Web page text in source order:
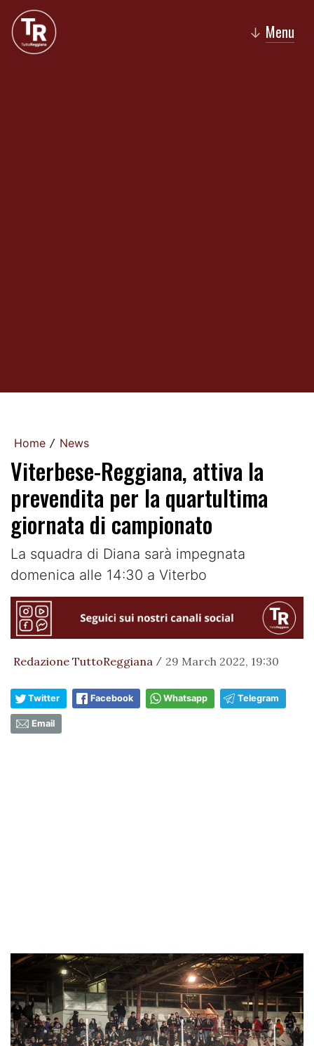
↓ Menu
Home / News
Viterbese-Reggiana, attiva la
prevendita per la quartultima
giornata di campionato
La squadra di Diana sarà impegnata
domenica alle 14:30 a Viterbo
Redazione TuttoReggiana / 29 March 2022, 19:30
Twitter Facebook Whatsapp Telegram
Email